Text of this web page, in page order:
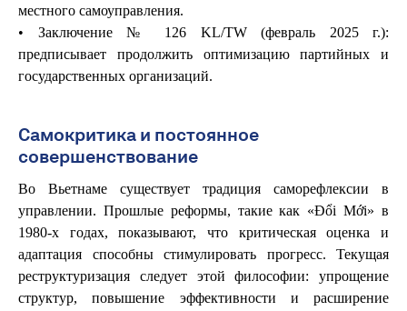
местного самоуправления.
• Заключение № 126 KL/TW (февраль 2025 г.):
предписывает продолжить оптимизацию партийных и
государственных организаций.
Самокритика и постоянное
совершенствование
Во Вьетнаме существует традиция саморефлексии в
управлении. Прошлые реформы, такие как «Đổi Mới» в
1980-х годах, показывают, что критическая оценка и
адаптация способны стимулировать прогресс. Текущая
реструктуризация следует этой философии: упрощение
структур, повышение эффективности и расширение